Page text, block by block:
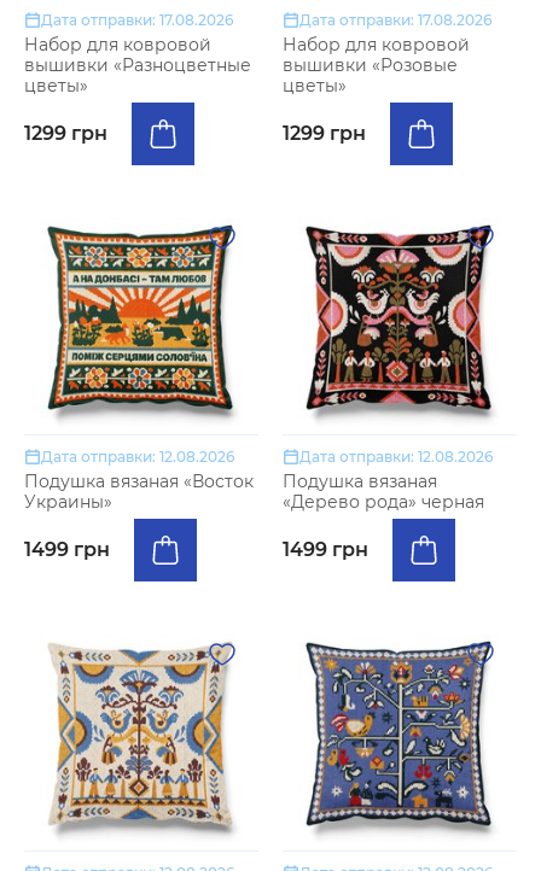
Дата отправки: 17.08.2026
Набор для ковровой
вышивки «Разноцветные
цветы»
1299 грн
Дата отправки: 17.08.2026
Набор для ковровой
вышивки «Розовые
цветы»
1299 грн
Дата отправки: 12.08.2026
Подушка вязаная «Восток
Украины»
1499 грн
Дата отправки: 12.08.2026
Подушка вязаная
«Дерево рода» черная
1499 грн